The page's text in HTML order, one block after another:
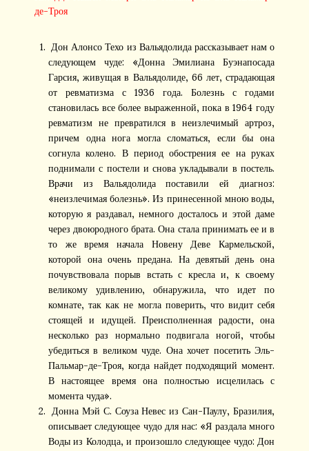
де-Троя
Дон Алонсо Техо из Вальядолида рассказывает нам о
следующем чуде: «Донна Эмилиана Буэнапосада
Гарсия, живущая в Вальядолиде, 66 лет, страдающая
от ревматизма с 1936 года. Болезнь с годами
становилась все более выраженной, пока в 1964 году
ревматизм не превратился в неизлечимый артроз,
причем одна нога могла сломаться, если бы она
согнула колено. В период обострения ее на руках
поднимали с постели и снова укладывали в постель.
Врачи из Вальядолида поставили ей диагноз:
«неизлечимая болезнь». Из принесенной мною воды,
которую я раздавал, немного досталось и этой даме
через двоюродного брата. Она стала принимать ее и в
то же время начала Новену Деве Кармельской,
которой она очень предана. На девятый день она
почувствовала порыв встать с кресла и, к своему
великому удивлению, обнаружила, что идет по
комнате, так как не могла поверить, что видит себя
стоящей и идущей. Преисполненная радости, она
несколько раз нормально подвигала ногой, чтобы
убедиться в великом чуде. Она хочет посетить Эль-
Пальмар-де-Троя, когда найдет подходящий момент.
В настоящее время она полностью исцелилась с
момента чуда».
Донна Мэй С. Соуза Невес из Сан-Паулу, Бразилия,
описывает следующее чудо для нас: «Я раздала много
Воды из Колодца, и произошло следующее чудо: Дон